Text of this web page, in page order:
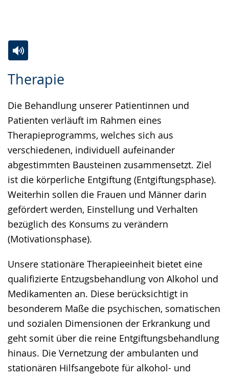
Therapie
Die Behandlung unserer Patientinnen und
Patienten verläuft im Rahmen eines
Therapieprogramms, welches sich aus
verschiedenen, individuell aufeinander
abgestimmten Bausteinen zusammensetzt. Ziel
ist die körperliche Entgiftung (Entgiftungsphase).
Weiterhin sollen die Frauen und Männer darin
gefördert werden, Einstellung und Verhalten
bezüglich des Konsums zu verändern
(Motivationsphase).
Unsere stationäre Therapieeinheit bietet eine
qualifizierte Entzugsbehandlung von Alkohol und
Medikamenten an. Diese berücksichtigt in
besonderem Maße die psychischen, somatischen
und sozialen Dimensionen der Erkrankung und
geht somit über die reine Entgiftungsbehandlung
hinaus. Die Vernetzung der ambulanten und
stationären Hilfsangebote für alkohol- und
Leichten
wechseln.
Audio-
Video
Deutscher
Gebärdensprache
wird
angezeigt.